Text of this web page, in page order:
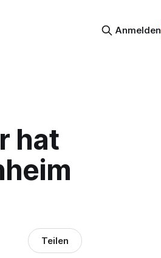
Anmelden
hat
Teilen